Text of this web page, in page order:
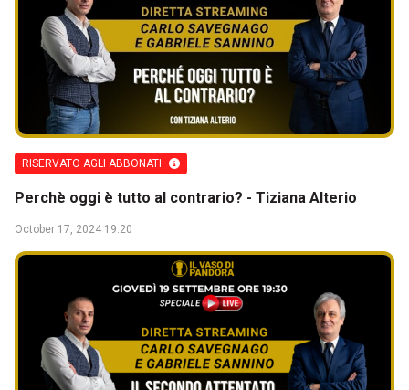
RISERVATO AGLI ABBONATI
Perchè oggi è tutto al contrario? - Tiziana Alterio
October 17, 2024 19:20